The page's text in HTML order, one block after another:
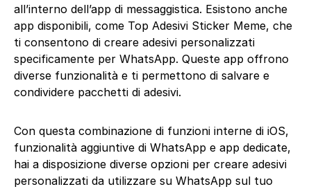
all’interno dell’app di messaggistica. Esistono anche
app disponibili, come Top Adesivi Sticker Meme, che
ti consentono di creare adesivi personalizzati
specificamente per WhatsApp. Queste app offrono
diverse funzionalità e ti permettono di salvare e
condividere pacchetti di adesivi.
Con questa combinazione di funzioni interne di iOS,
funzionalità aggiuntive di WhatsApp e app dedicate,
hai a disposizione diverse opzioni per creare adesivi
personalizzati da utilizzare su WhatsApp sul tuo